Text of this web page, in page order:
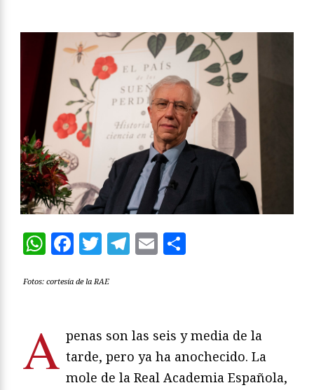
WhatsApp
Facebook
Twitter
Telegram
Email
Fotos: cortesía de la RAE
A penas son las seis y media de la
tarde, pero ya ha anochecido. La
mole de la Real Academia Española,